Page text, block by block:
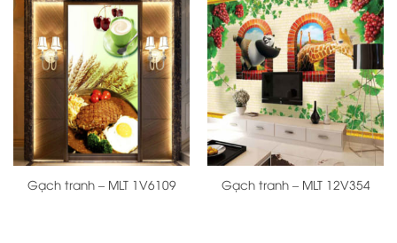
Gạch tranh – MLT 1V6109 Gạch tranh – MLT 12V354